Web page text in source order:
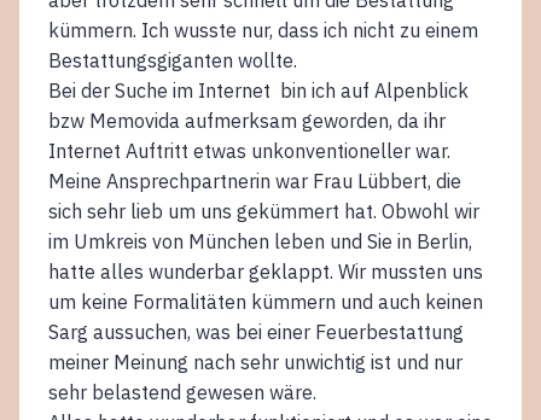
kümmern. Ich wusste nur, dass ich nicht zu einem
Bestattungsgiganten wollte.
Bei der Suche im Internet bin ich auf Alpenblick
bzw Memovida aufmerksam geworden, da ihr
Internet Auftritt etwas unkonventioneller war.
Meine Ansprechpartnerin war Frau Lübbert, die
sich sehr lieb um uns gekümmert hat. Obwohl wir
im Umkreis von München leben und Sie in Berlin,
hatte alles wunderbar geklappt. Wir mussten uns
um keine Formalitäten kümmern und auch keinen
Sarg aussuchen, was bei einer Feuerbestattung
meiner Meinung nach sehr unwichtig ist und nur
sehr belastend gewesen wäre.